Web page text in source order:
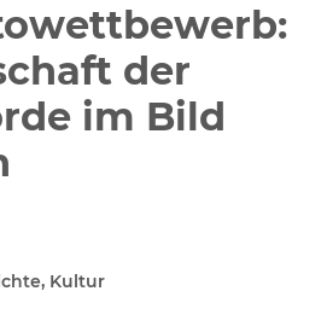
Onlinedienste
der
im Bild
Kultur